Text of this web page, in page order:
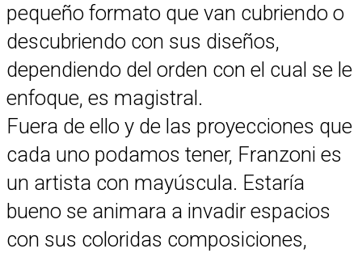
pequeño formato que van cubriendo o
descubriendo con sus diseños,
dependiendo del orden con el cual se le
enfoque, es magistral.
Fuera de ello y de las proyecciones que
cada uno podamos tener, Franzoni es
un artista con mayúscula. Estaría
bueno se animara a invadir espacios
con sus coloridas composiciones,